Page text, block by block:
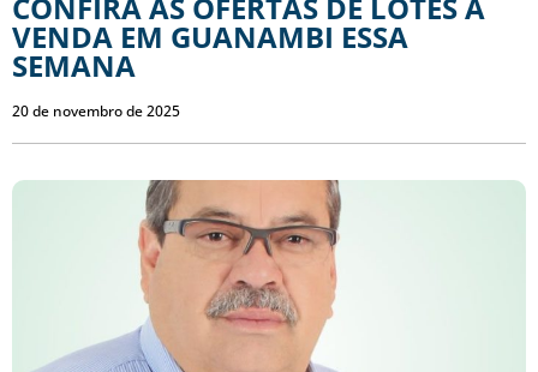
VENDA EM GUANAMBI ESSA
SEMANA
20 de novembro de 2025